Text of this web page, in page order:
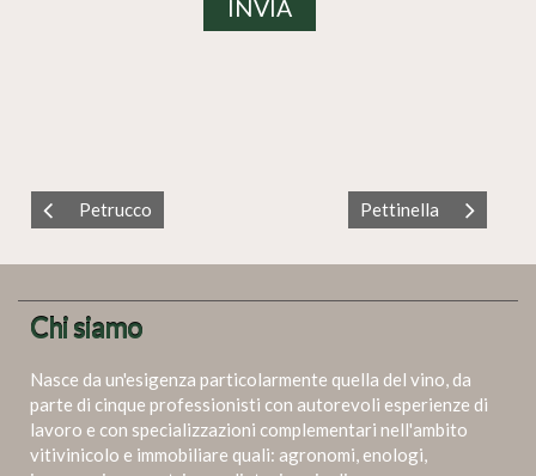
Petrucco Pettinella
Chi siamo
Nasce da un'esigenza particolarmente quella del vino, da
parte di cinque professionisti con autorevoli esperienze di
lavoro e con specializzazioni complementari nell'ambito
vitivinicolo e immobiliare quali: agronomi, enologi,